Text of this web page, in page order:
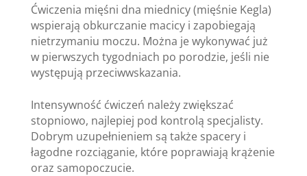
Ćwiczenia mięśni dna miednicy (mięśnie Kegla)
wspierają obkurczanie macicy i zapobiegają
nietrzymaniu moczu. Można je wykonywać już
w pierwszych tygodniach po porodzie, jeśli nie
występują przeciwwskazania.
Intensywność ćwiczeń należy zwiększać
stopniowo, najlepiej pod kontrolą specjalisty.
Dobrym uzupełnieniem są także spacery i
łagodne rozciąganie, które poprawiają krążenie
oraz samopoczucie.